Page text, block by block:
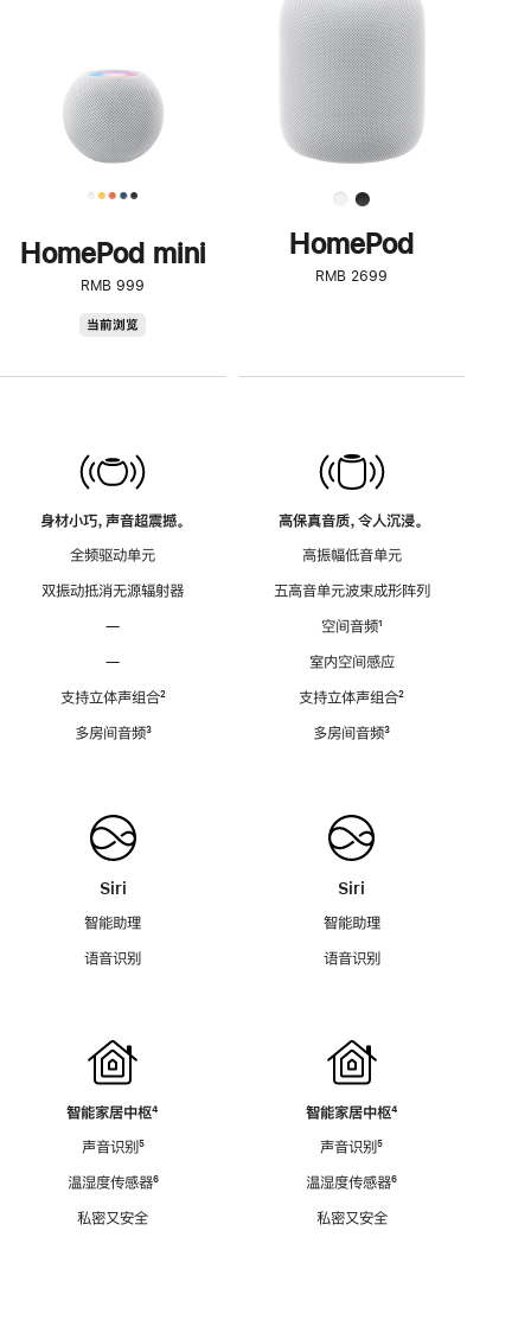
HomePod mini
RMB 999
当前浏览
身材小巧，声音超震撼。
全频驱动单元
双振动抵消无源辐射器
—
—
支持立体声组合脚
²
多房间音频脚
³
Siri
智能助理
语音识别
智能家居中枢脚
⁴
声音识别脚
⁵
温湿度传感器脚
⁶
私密又安全
了
解
HomePod<
HomePod
RMB 2699
高保真音质，令人沉浸。
高振幅低音单元
五高音单元波束成形阵列
空间音频脚
¹
室内空间感应
支持立体声组合脚
²
多房间音频脚
³
Siri
智能助理
语音识别
智能家居中枢脚
⁴
声音识别脚
⁵
温湿度传感器脚
⁶
私密又安全